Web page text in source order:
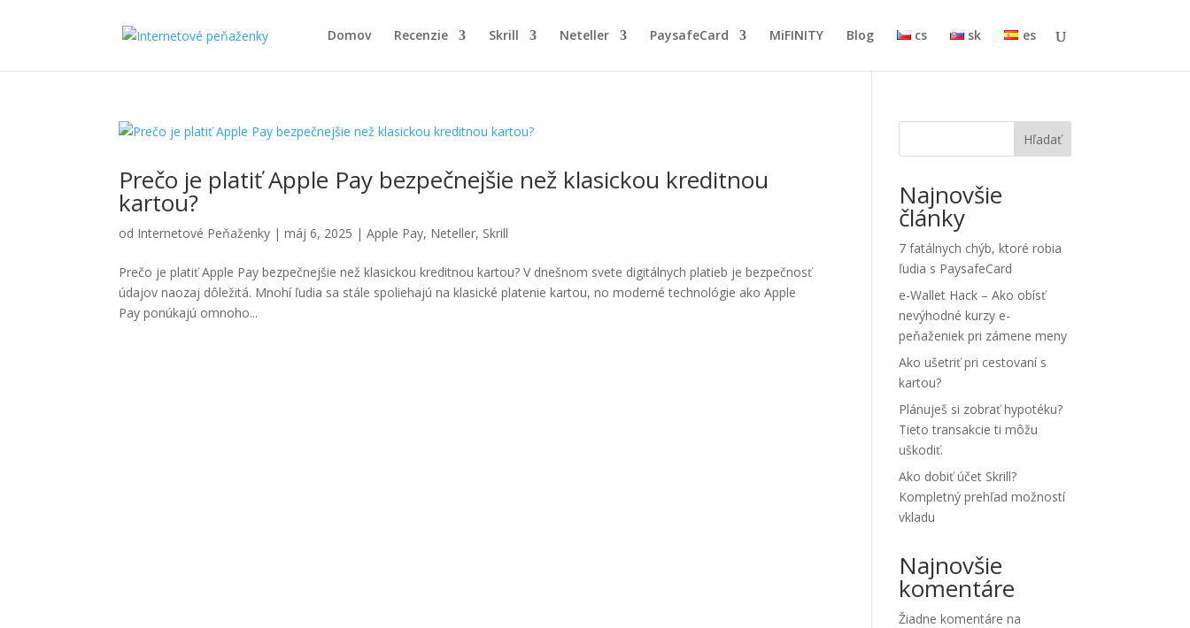
Domov Recenzie Skrill Neteller PaysafeCard MiFINITY Blog cs sk es
Prečo je platiť Apple Pay bezpečnejšie než klasickou kreditnou
kartou?
od Internetové Peňaženky |máj 6, 2025 |Apple Pay, Neteller, Skrill
Prečo je platiť Apple Pay bezpečnejšie než klasickou kreditnou kartou? V dnešnom svete digitálnych platieb je bezpečnosť
údajov naozaj dôležitá. Mnohí ľudia sa stále spoliehajú na klasické platenie kartou, no moderné technológie ako Apple
Pay ponúkajú omnoho...
Hľadať
Najnovšie
články
7 fatálnych chýb, ktoré robia
ľudia s PaysafeCard
e-Wallet Hack – Ako obísť
nevýhodné kurzy e-
peňaženiek pri zámene meny
Ako ušetriť pri cestovaní s
kartou?
Plánuješ si zobrať hypotéku?
Tieto transakcie ti môžu
uškodiť.
Ako dobiť účet Skrill?
Kompletný prehľad možností
vkladu
Najnovšie
komentáre
Žiadne komentáre na